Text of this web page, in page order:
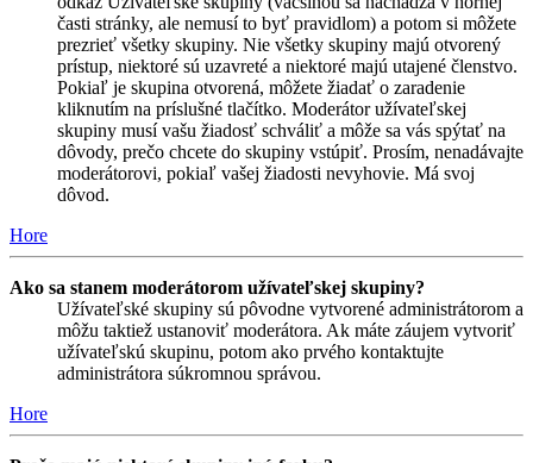
časti stránky, ale nemusí to byť pravidlom) a potom si môžete
prezrieť všetky skupiny. Nie všetky skupiny majú otvorený
prístup, niektoré sú uzavreté a niektoré majú utajené členstvo.
Pokiaľ je skupina otvorená, môžete žiadať o zaradenie
kliknutím na príslušné tlačítko. Moderátor užívateľskej
skupiny musí vašu žiadosť schváliť a môže sa vás spýtať na
dôvody, prečo chcete do skupiny vstúpiť. Prosím, nenadávajte
moderátorovi, pokiaľ vašej žiadosti nevyhovie. Má svoj
dôvod.
Hore
Ako sa stanem moderátorom užívateľskej skupiny?
Užívateľské skupiny sú pôvodne vytvorené administrátorom a
môžu taktiež ustanoviť moderátora. Ak máte záujem vytvoriť
užívateľskú skupinu, potom ako prvého kontaktujte
administrátora súkromnou správou.
Hore